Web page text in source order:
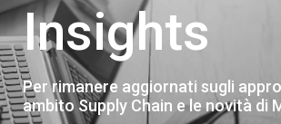
Insights
Per rimanere aggiornati sugli
ambito Supply Chain e le novità di